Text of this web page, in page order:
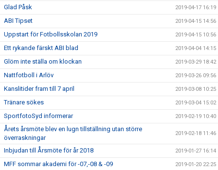
Glad Påsk 2019-04-17 16:19
ABI Tipset 2019-04-15 14:56
Uppstart för Fotbollsskolan 2019 2019-04-15 10:56
Ett rykande färskt ABI blad 2019-04-04 14:15
Glöm inte ställa om klockan 2019-03-29 18:42
Nattfotboll i Arlöv 2019-03-26 09:56
Kanslitider fram till 7 april 2019-03-08 10:25
Tränare sökes 2019-03-04 15:02
SportfotoSyd informerar 2019-02-19 10:40
Årets årsmöte blev en lugn tillställning utan större
överraskningar
2019-02-18 11:46
Inbjudan till Årsmöte för år 2018 2019-01-27 16:14
MFF sommar akademi för -07,-08 & -09 2019-01-20 22:25